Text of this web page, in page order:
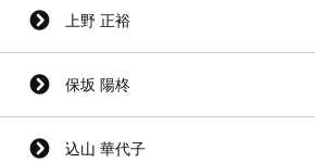
上野 正裕
保坂 陽柊
込山 華代子